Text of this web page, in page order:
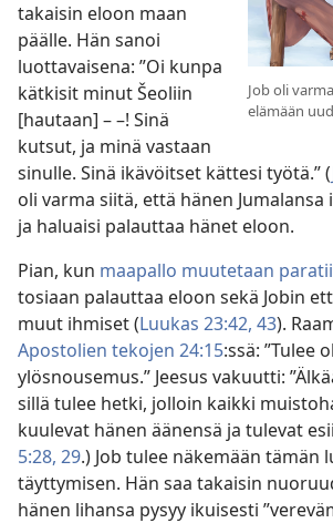
Job oli
elämään
takaisin eloon maan
päälle. Hän sanoi
luottavaisena: ”Oi kunpa
kätkisit minut Šeoliin
[hautaan] – –! Sinä
kutsut, ja minä vastaan
sinulle. Sinä ikävöitset kättesi työtä.” (
oli varma siitä, että hänen
ja haluaisi palauttaa hänet eloon.
Pian, kun maapallo muutetaan
tosiaan palauttaa eloon sekä Jobin
muut ihmiset (Luukas 23:42, 43).
Apostolien tekojen 24:15:ssä: ”Tulee
ylösnousemus.” Jeesus vakuutti:
sillä tulee hetki, jolloin kaikki
kuulevat hänen äänensä ja tulevat
5:28, 29.) Job tulee näkemään tämän
täyttymisen. Hän saa takaisin
hänen lihansa pysyy ikuisesti